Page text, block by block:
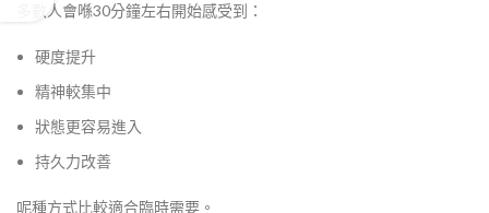
多數人會喺30分鐘左右開始感受到：
硬度提升
精神較集中
狀態更容易進入
持久力改善
呢種方式比較適合臨時需要。